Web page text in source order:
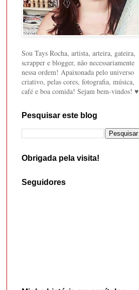
Sou Tays Rocha, artista, arteira, gateira,
scrapper e blogger, não necessariamente
nessa ordem! Apaixonada pelo universo
criativo, pelas cores, fotografia, música,
café e boa comida! Sejam bem-vindos! ♥
Pesquisar este blog
Obrigada pela visita!
Seguidores